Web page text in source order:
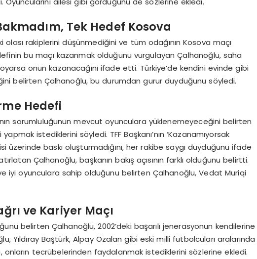
Tek Hedef Kosova
olası rakiplerini düşünmediğini ve tüm odağının Kosova maçı
bu maçı kazanmak olduğunu vurgulayan Çalhanoğlu, saha
onun kazanacağını ifade etti. Türkiye’de kendini evinde gibi
belirten Çalhanoğlu, bu durumdan gurur duyduğunu söyledi.
Hedefi
sorumluluğunun mevcut oyunculara yüklenemeyeceğini belirten
istediklerini söyledi. TFF Başkanı’nın ‘Kazanamıyorsak
üzerinde baskı oluşturmadığını, her rakibe saygı duyduğunu ifade
Çalhanoğlu, başkanın bakış açısının farklı olduğunu belirtti.
iyi oyunculara sahip olduğunu belirten Çalhanoğlu, Vedat Muriqi
ve Kariyer Maçı
belirten Çalhanoğlu, 2002’deki başarılı jenerasyonun kendilerine
Yıldıray Baştürk, Alpay Özalan gibi eski milli futbolcuları aralarında
tecrübelerinden faydalanmak istediklerini sözlerine ekledi.